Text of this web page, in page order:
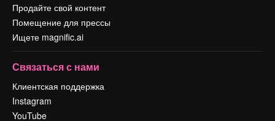
Продайте свой контент
Помещение для прессы
Ищете magnific.ai
Связаться с нами
Клиентская поддержка
Instagram
YouTube